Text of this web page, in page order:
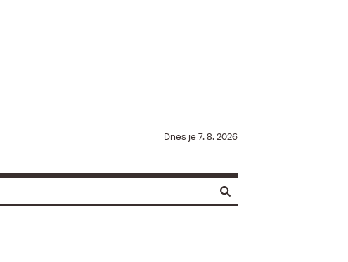
Dnes je 7. 8. 2026